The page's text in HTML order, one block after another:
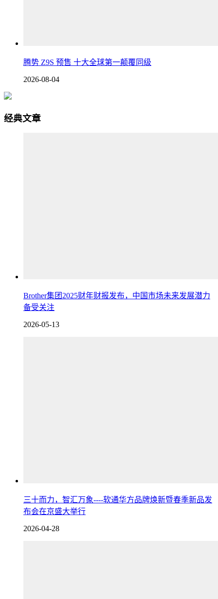
腾势 Z9S 预售 十大全球第一颠覆同级
2026-08-04
经典文章
Brother集团2025财年财报发布，中国市场未来发展潜力
备受关注
2026-05-13
三十而力，智汇万象----软通华方品牌焕新暨春季新品发
布会在京盛大举行
2026-04-28